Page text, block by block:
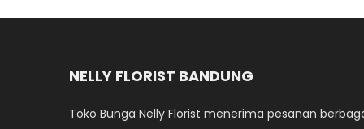
NELLY FLORIST BANDUNG
Toko Bunga Nelly Florist menerima pesanan